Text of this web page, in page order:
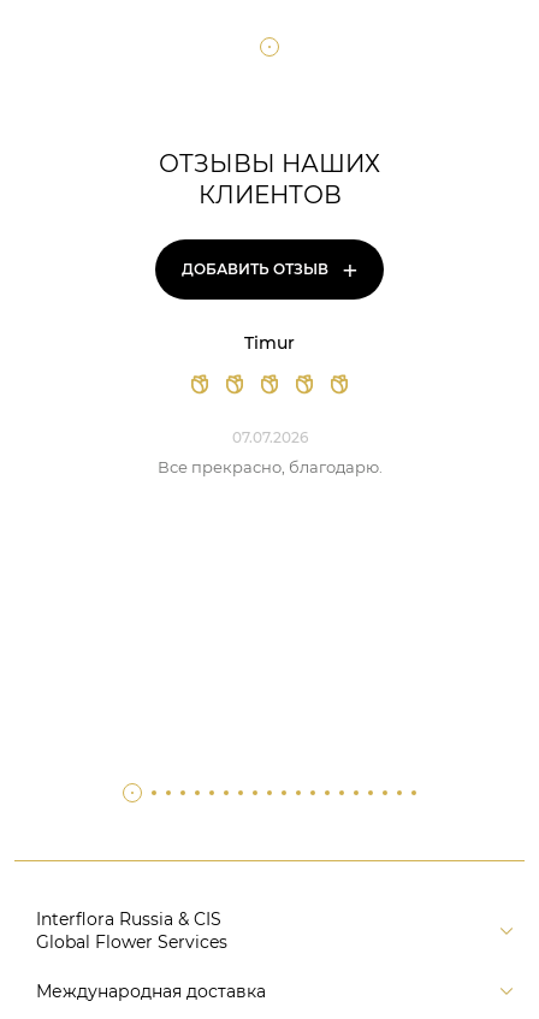
ОТЗЫВЫ НАШИХ
КЛИЕНТОВ
ДОБАВИТЬ ОТЗЫВ +
Timur
07.07.2026
Все прекрасно, благодарю.
Interflora Russia & CIS
Global Flower Services
Версия для печати
Международная доставка